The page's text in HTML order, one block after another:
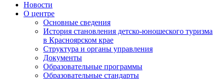
Новости
О центре
Основные сведения
История становления детско-юношеского туризма
в Красноярском крае
Структура и органы управления
Документы
Образовательные программы
Образовательные стандарты